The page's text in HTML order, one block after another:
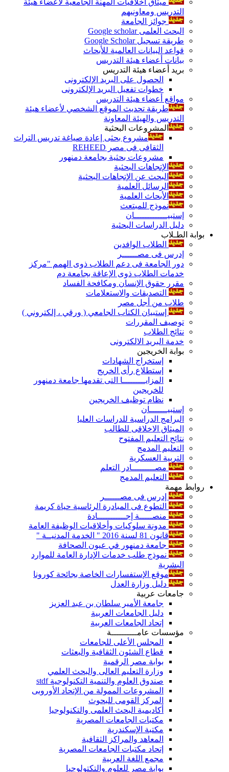
التدريس ومعاونيهم
جوائز الجامعة
البحث العلمى Google scholar
طريقة تسجيل Google Scholar
قواعد البيانات العالمية للأبحاث
بيانات أعضاء هيئة التدريس
بريد أعضاء هيئة التدريس
الحصول على البريد الإلكترونى
خطوات تفعيل البريد الإلكترونى
مواقع أعضاء هيئة التدريس
طريقة تحديث الموقع الشخصي لأعضاء هيئة
التدريس والهيئة المعاونة
المشروعات البحثية
مشروع بحثى إعادة صياغة تدريس التراث
الثقافى فى مصر REHEED
مشروعات بحثية بجامعة دمنهور
الإتجاهات البحثية
البحث عن الإتجاهات البحثية
الرسائل العلمية
الأبحاث العلمية
نموذج للمبتعث
إستبيـــــــــــــان
دليل الدراسات البحثية
بوابة الطـلاب
الطلاب الوافدين
إدرس فى مصــــــر
دور الجامعة فى دعم الطلاب ذوى الهمم "مركز
خدمات الطلاب ذوى الإعاقة بجامعة دم
مقرر حقوق الإنسان ومكافحة الفساد
التصديقات والاستعلامات
طلاب من أجل مصر
إستبيان الكتاب الجامعي ( ورقي ، إلكتروني )
توصيف المقررات
نتائج الطلاب
خدمة البريد الالكترونى
بوابة الخريجين
إستخراج الشهادات
إستطلاع رأى الخريج
المزايـــــــــا التى تقدمها جامعة دمنهور
للخريجين
نظام توظيف الخريجين
إستبيـــــــان
البرامج الدراسية للدراسات العليا
الميثاق الاخلاقى للطالب
نتائج التعليم المفتوح
التعليم المدمج
التربية العسكرية
مصـــــــــادر التعلم
التعليم المدمج
روابط مهمة
إدرس فى مصــــــر
التطوع فى المبادرة الرئاسية حياة كريمة
منصـــــة إجـــــــــــادة
مدونة سلوكيات وأخلاقيات الوظيفة العامة
قانون 81 لسنة 2016 " الخدمة المدنيــة "
جامعة دمنهور في عيون الصحافة
نموذج طلب خدمات الإدارة العامة للموارد
البشرية
موقع الإستفسارات الخاصة بجائحة كورونا
دليل وزارة العدل
جامعات عربية
جامعة الأمير سلطان بن عبد العزيز
دليل الجامعات العربية
إتحاد الجامعات العربية
مؤسسات عامــــــــــة
المجلس الأعلى للجامعات
قطاع الشئون الثقافية والبعثات
بوابة مصر الرقمية
وزارة التعليم العالى والبحث العلمي
صندوق العلوم والتنمية التكنولوجية stdf
المشروعات الممولة من الإتحاد الأوروبى
المركز القومى للبحوث
أكاديمية البحث العلمى والتكنولوجيا
مكتبات الجامعات المصرية
مكتبة الإسكندرية
المعاهد والمراكز الثقافية
إتحاد مكتبات الجامعات المصرية
مجمع اللغة العربية
بوابة مصر للعلوم والتكتولوجيا